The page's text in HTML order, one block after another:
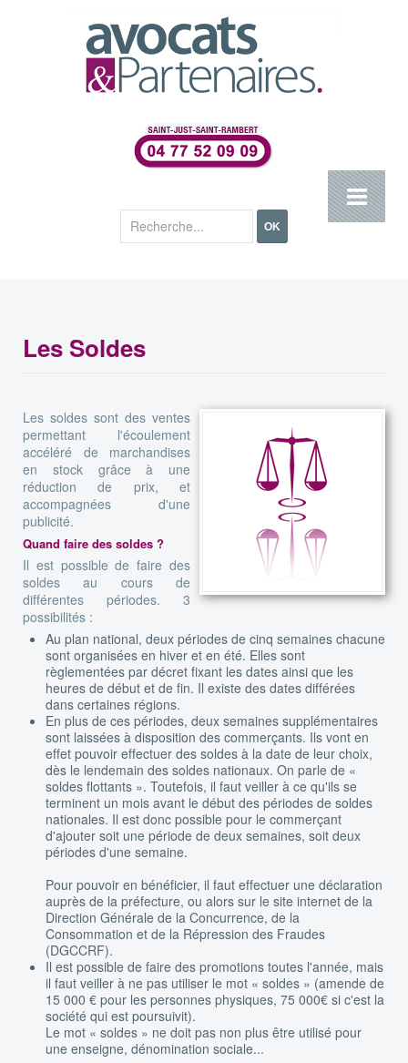
OK
Les Soldes
Les soldes sont des ventes
permettant l'écoulement
accéléré de marchandises
en stock grâce à une
réduction de prix, et
accompagnées d'une
publicité.
Quand faire des soldes ?
Il est possible de faire des
soldes au cours de
différentes périodes. 3
possibilités :
Au plan national, deux périodes de cinq semaines chacune
sont organisées en hiver et en été. Elles sont
règlementées par décret fixant les dates ainsi que les
heures de début et de fin. Il existe des dates différées
dans certaines régions.
En plus de ces périodes, deux semaines supplémentaires
sont laissées à disposition des commerçants. Ils vont en
effet pouvoir effectuer des soldes à la date de leur choix,
dès le lendemain des soldes nationaux. On parle de «
soldes flottants ». Toutefois, il faut veiller à ce qu'ils se
terminent un mois avant le début des périodes de soldes
nationales. Il est donc possible pour le commerçant
d'ajouter soit une période de deux semaines, soit deux
périodes d'une semaine.
Pour pouvoir en bénéficier, il faut effectuer une déclaration
auprès de la préfecture, ou alors sur le site internet de la
Direction Générale de la Concurrence, de la
Consommation et de la Répression des Fraudes
(DGCCRF).
Il est possible de faire des promotions toutes l'année, mais
il faut veiller à ne pas utiliser le mot « soldes » (amende de
15 000 € pour les personnes physiques, 75 000€ si c'est la
société qui est poursuivit).
Le mot « soldes » ne doit pas non plus être utilisé pour
une enseigne, dénomination sociale...